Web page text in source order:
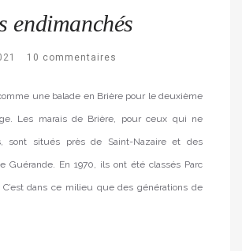
endimanchés
10 commentaires
une balade en Brière pour le deuxième
Les marais de Brière, pour ceux qui ne
sont situés près de Saint-Nazaire et des
Guérande. En 1970, ils ont été classés Parc
dans ce milieu que des générations de